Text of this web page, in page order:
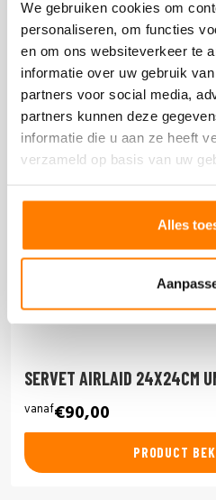
We gebruiken cookies om
personaliseren, om functies
en om ons websiteverkeer te
informatie over uw gebruik
partners voor social media,
partners kunnen deze
informatie die u aan ze heeft
verzameld op basis van uw
Alles
SERVET AIRLAID 24X24CM
vanaf€90,00
PRODUCT